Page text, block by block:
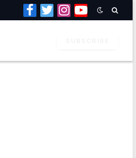
Facebook
TwitterInstagramYouTube